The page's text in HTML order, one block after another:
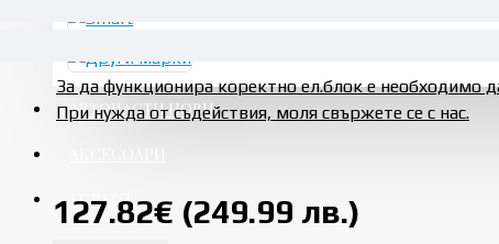
АВТОЧАСТИ НОВИ
УСЛУГИ
За да функционира коректно ел.блок е необходимо
При нужда от съдействия, моля свържете се с нас.
127.82€ (249.99 лв.)